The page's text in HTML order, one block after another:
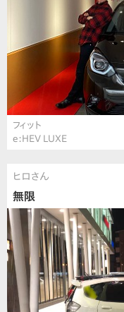
フィット
e:HEV LUXE
ヒロさん
無限